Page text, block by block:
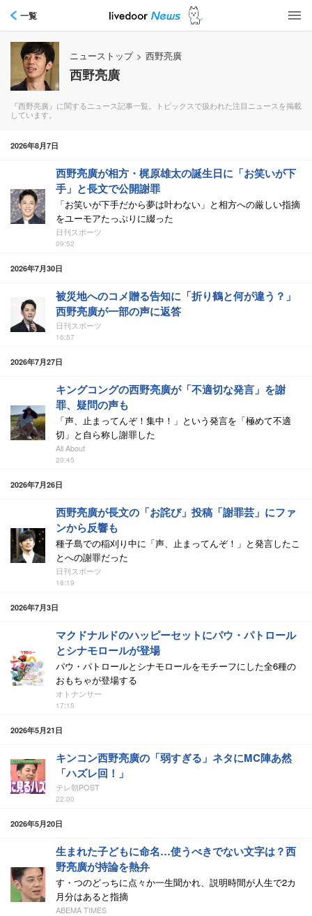
一覧
ニューストップ > 西野亮廣
西野亮廣
『西野亮廣』に関するニュース記事一覧。トピックスで扱われた注目ニュースを掲載
しています。
2026年8月7日
西野亮廣が相方・梶原雄太の誕生日に「お笑いが下
手」と長文で公開謝罪
「お笑いが下手だから夢は叶わない」と相方への厳しい指摘
をユーモアたっぷりに綴った
日刊スポーツ
09:52
2026年7月30日
被災地へのコメ贈る告知に「折り鶴と何が違う？」
西野亮廣が一部の声に返答
日刊スポーツ
16:57
2026年7月27日
キングコングの西野亮廣が「不適切な発言」を謝
罪、疑問の声も
「声、止まってんぞ！集中！」という発言を「極めて不適
切」と自ら称し謝罪した
All About
20:45
2026年7月26日
西野亮廣が長文の「お詫び」投稿「謝罪芸」にファ
ンから反響も
種子島での稲刈り中に「声、止まってんぞ！」と発言したこ
とへの謝罪だった
日刊スポーツ
18:19
2026年7月3日
マクドナルドのハッピーセットにパウ・パトロール
とシナモロールが登場
パウ・パトロールとシナモロールをモチーフにした全6種の
おもちゃが登場する
オトナンサー
17:15
2026年5月21日
キンコン西野亮廣の「弱すぎる」ネタにMC陣あ然
「ハズレ回！」
テレ朝POST
22:00
2026年5月20日
生まれた子どもに命名…使うべきでない文字は？西
野亮廣が持論を熱弁
す・つのどっちに点々か一生聞かれ、説明時間が人生で2カ
月分はあると指摘
ABEMA TIMES